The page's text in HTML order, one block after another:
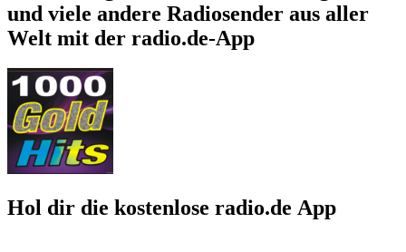
und viele andere Radiosender aus aller
Welt mit der radio.de-App
Hol dir die kostenlose radio.de App